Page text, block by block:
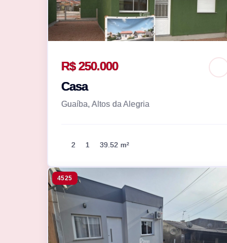
R$ 250.000
Casa
Guaíba, Altos da Alegria
2 1 39.52 m²
4525